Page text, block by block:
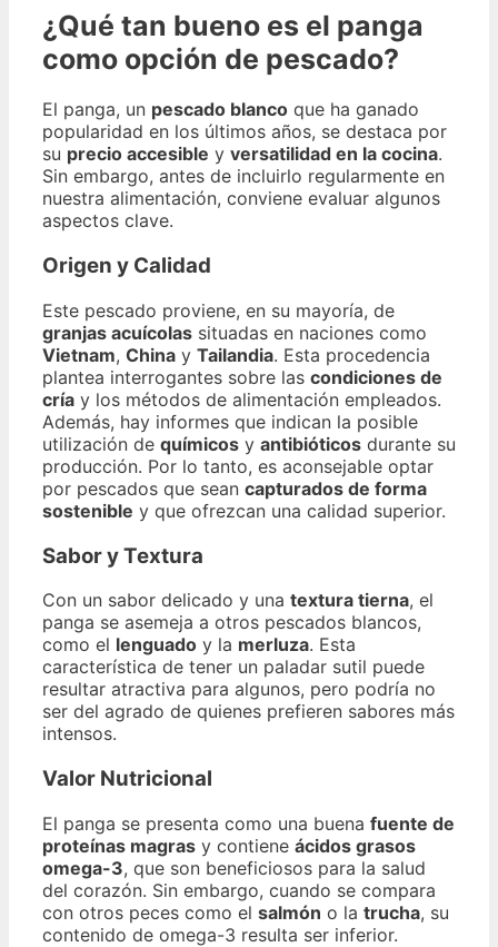
¿Qué tan bueno es el panga
como opción de pescado?
El panga, un pescado blanco que ha ganado
popularidad en los últimos años, se destaca por
su precio accesible y versatilidad en la cocina.
Sin embargo, antes de incluirlo regularmente en
nuestra alimentación, conviene evaluar algunos
aspectos clave.
Origen y Calidad
Este pescado proviene, en su mayoría, de
granjas acuícolas situadas en naciones como
Vietnam, China y Tailandia. Esta procedencia
plantea interrogantes sobre las condiciones de
cría y los métodos de alimentación empleados.
Además, hay informes que indican la posible
utilización de químicos y antibióticos durante su
producción. Por lo tanto, es aconsejable optar
por pescados que sean capturados de forma
sostenible y que ofrezcan una calidad superior.
Sabor y Textura
Con un sabor delicado y una textura tierna, el
panga se asemeja a otros pescados blancos,
como el lenguado y la merluza. Esta
característica de tener un paladar sutil puede
resultar atractiva para algunos, pero podría no
ser del agrado de quienes prefieren sabores más
intensos.
Valor Nutricional
El panga se presenta como una buena fuente de
proteínas magras y contiene ácidos grasos
omega-3, que son beneficiosos para la salud
del corazón. Sin embargo, cuando se compara
con otros peces como el salmón o la trucha, su
contenido de omega-3 resulta ser inferior.